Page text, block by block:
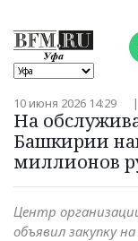
10 июня 2026 14:29
На
Башкирии
миллионов
Центр
объявил закупку